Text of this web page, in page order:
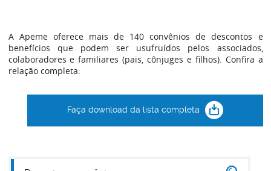
A Apeme oferece mais de 140 convênios de descontos e
benefícios que podem ser usufruídos pelos associados,
colaboradores e familiares (pais, cônjuges e filhos). Confira a
relação completa:
Faça download da lista completa